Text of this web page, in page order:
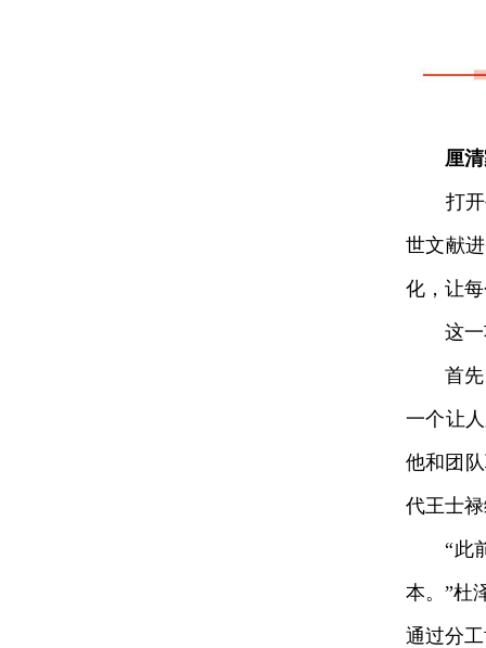
厘
打开手
世文献
化，让
这一功
首先，
一个让
他和团
代王士
“此前
本。”杜
通过分